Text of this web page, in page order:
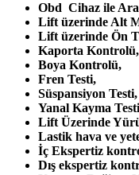
Obd Cihaz ile
Lift üzerinde Alt
Lift üzerinde Ön
Kaporta Kontrolü,
Boya Kontrolü,
Fren Testi,
Süspansiyon Testi,
Yanal Kayma
Lift Üzerinde
Lastik hava ve
İç Ekspertiz
Dış ekspertiz